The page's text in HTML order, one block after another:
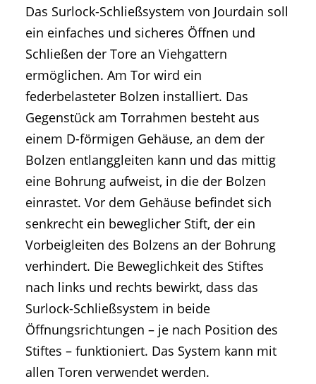
Das Surlock-Schließsystem von Jourdain soll
ein einfaches und sicheres Öffnen und
Schließen der Tore an Viehgattern
ermöglichen. Am Tor wird ein
federbelasteter Bolzen installiert. Das
Gegenstück am Torrahmen besteht aus
einem D-förmigen Gehäuse, an dem der
Bolzen entlanggleiten kann und das mittig
eine Bohrung aufweist, in die der Bolzen
einrastet. Vor dem Gehäuse befindet sich
senkrecht ein beweglicher Stift, der ein
Vorbeigleiten des Bolzens an der Bohrung
verhindert. Die Beweglichkeit des Stiftes
nach links und rechts bewirkt, dass das
Surlock-Schließsystem in beide
Öffnungsrichtungen – je nach Position des
Stiftes – funktioniert. Das System kann mit
allen Toren verwendet werden.